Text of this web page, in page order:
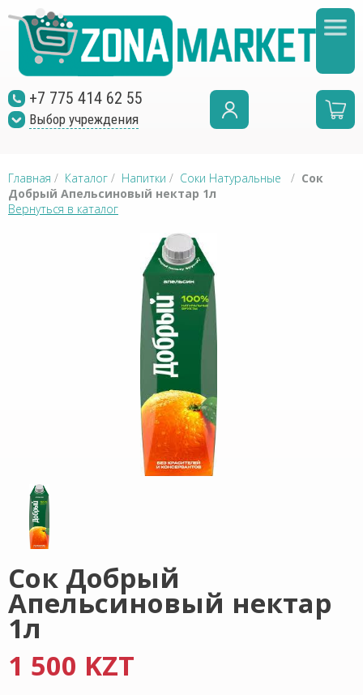
+7 775 414 62 55
Выбор учреждения
Главная / Каталог / Напитки / Соки Натуральные / Сок
Добрый Апельсиновый нектар 1л
Вернуться в каталог
Сок Добрый
Апельсиновый нектар
1л
1 500 KZT